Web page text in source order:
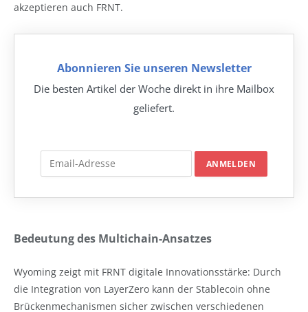
akzeptieren auch FRNT.
Abonnieren Sie unseren Newsletter
Die besten Artikel der Woche direkt in ihre Mailbox
geliefert.
Bedeutung des Multichain-Ansatzes
Wyoming zeigt mit FRNT digitale Innovationsstärke: Durch
die Integration von LayerZero kann der Stablecoin ohne
Brückenmechanismen sicher zwischen verschiedenen